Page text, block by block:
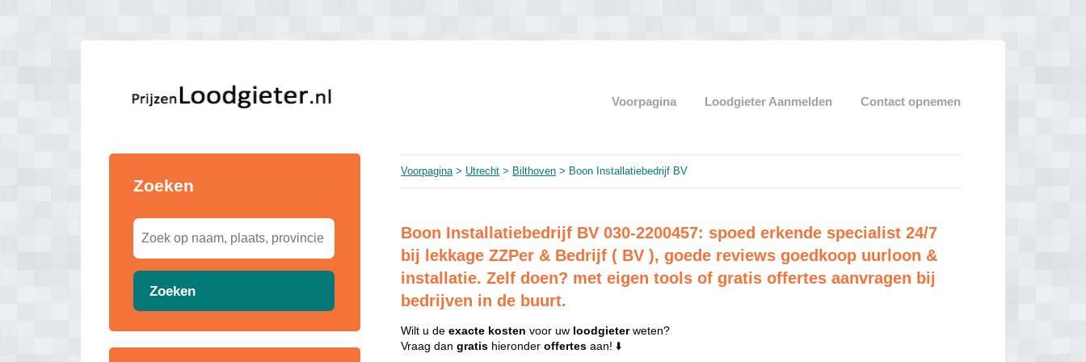
Voorpagina Loodgieter Aanmelden Contact opnemen
Zoeken
Zoeken
Voorpagina> Utrecht > Bilthoven > Boon Installatiebedrijf BV
Boon Installatiebedrijf BV 030-2200457: spoed erkende specialist 24/7
bij lekkage ZZPer & Bedrijf ( BV ), goede reviews goedkoop uurloon &
installatie. Zelf doen? met eigen tools of gratis offertes aanvragen bij
bedrijven in de buurt.
Wilt u deexacte kosten voor uw loodgieterweten?
Vraag dangratis hieronderoffertes aan! ⬇️